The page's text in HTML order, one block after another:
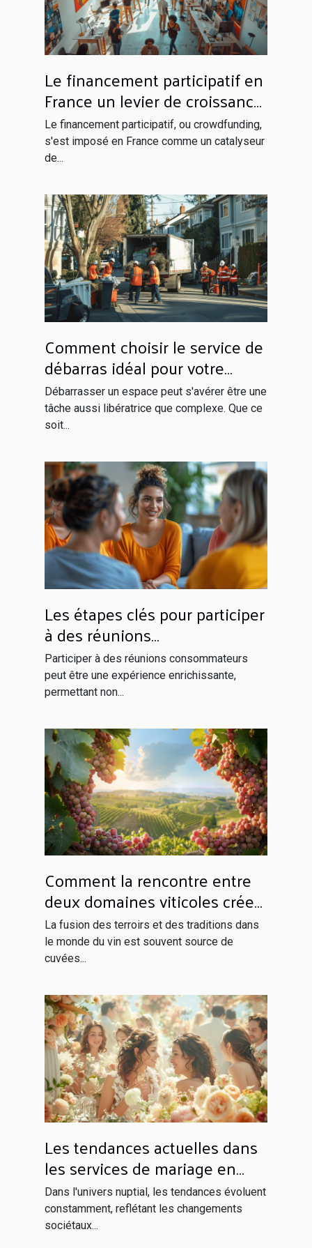
Le financement participatif en
France un levier de croissance
pour les projets innovants
Le financement participatif, ou crowdfunding,
s'est imposé en France comme un catalyseur
de...
Comment choisir le service de
débarras idéal pour votre
espace ?
Débarrasser un espace peut s'avérer être une
tâche aussi libératrice que complexe. Que ce
soit...
Les étapes clés pour participer
à des réunions
consommateurs et être
rémunéré
Participer à des réunions consommateurs
peut être une expérience enrichissante,
permettant non...
Comment la rencontre entre
deux domaines viticoles crée
un vin unique
La fusion des terroirs et des traditions dans
le monde du vin est souvent source de
cuvées...
Les tendances actuelles dans
les services de mariage en
France
Dans l'univers nuptial, les tendances évoluent
constamment, reflétant les changements
sociétaux...